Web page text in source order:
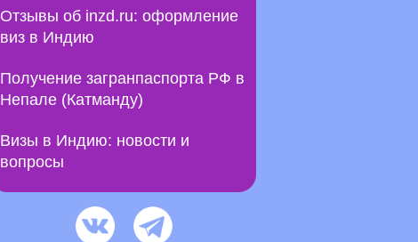
Отзывы об inzd.ru: оформление
виз в Индию
Получение загранпаспорта РФ в
Непале (Катманду)
Визы в Индию: новости и
вопросы